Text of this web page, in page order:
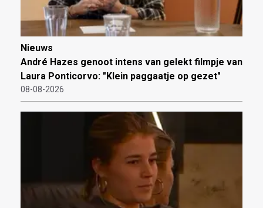
Nieuws
André Hazes genoot intens van gelekt filmpje van
Laura Ponticorvo: "Klein paggaatje op gezet"
08-08-2026